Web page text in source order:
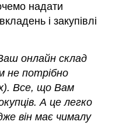
надати
і закупівлі
онлайн склад
не потрібно
Все, що Вам
А це легко
він має чималу